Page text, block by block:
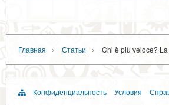
Главная › Статьи › Chi è più veloce?
Конфиденциальность Условия